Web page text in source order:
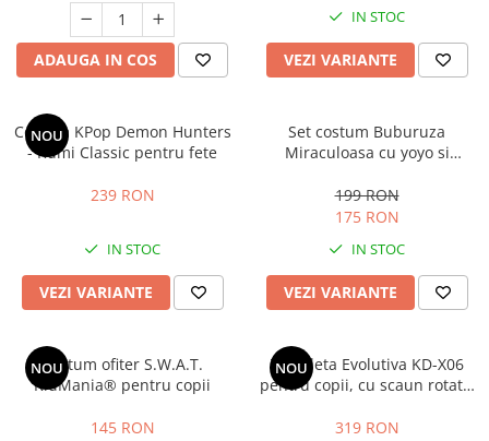
ADAUGA IN COS
IN STOC
VEZI VARIANTE
NOU
Costum KPop Demon Hunters
- Rumi Classic pentru fete
239 RON
IN STOC
VEZI VARIANTE
Set costum Buburuza
Miraculoasa cu yoyo si
KidMania®
199 RON
175 RON
IN STOC
VEZI VARIANTE
NOU
Costum ofiter S.W.A.T.
KidMania® pentru copii
145 RON
NOU
Tricicleta Evolutiva KD-X06
pentru copii, cu scaun rotativ
din cauciuc, 9 luni – 6 ani, bej
319 RON